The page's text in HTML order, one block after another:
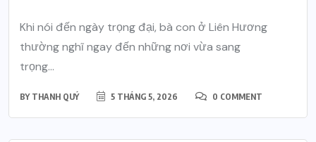
Khi nói đến ngày trọng đại, bà con ở Liên Hương
thường nghĩ ngay đến những nơi vừa sang
trọng...
BY THANH QUÝ 5 THÁNG 5, 2026 0 COMMENT